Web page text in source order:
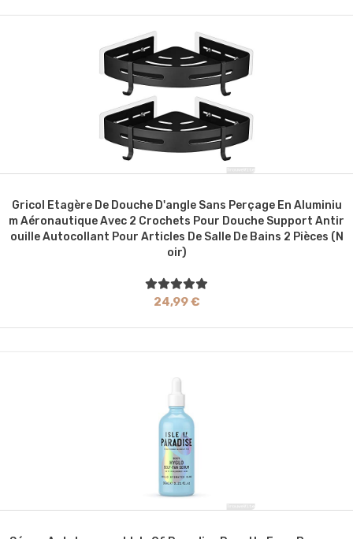
Gricol Etagère De Douche D'angle Sans Perçage En Aluminiu
M Aéronautique Avec 2 Crochets Pour Douche Support Antir
Ouille Autocollant Pour Articles De Salle De Bains 2 Pièces (N
Oir)
24,99 €